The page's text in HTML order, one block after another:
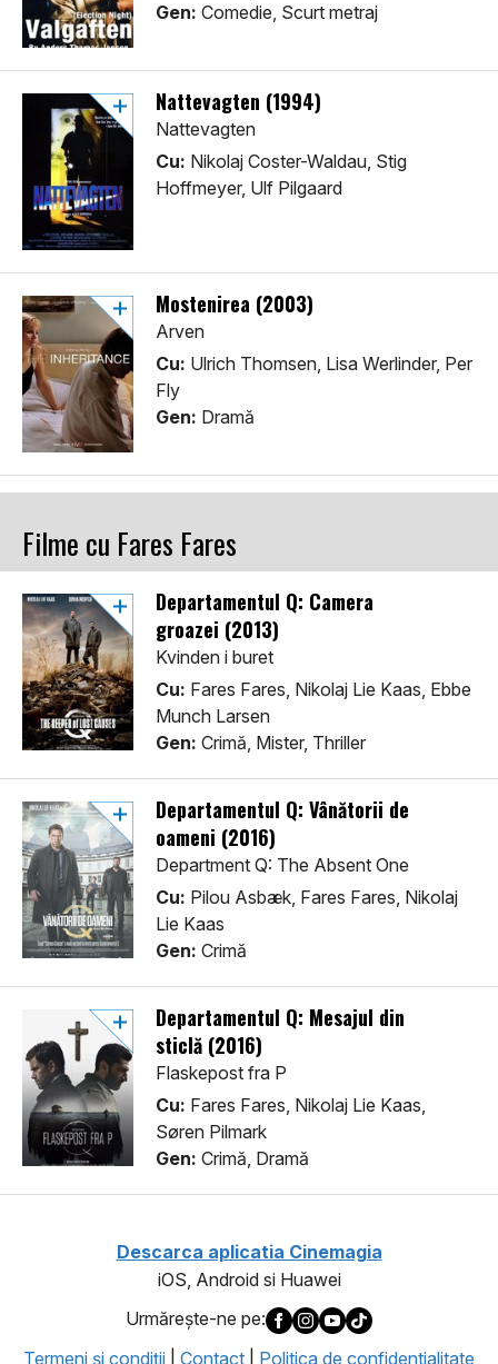
Gen: Comedie, Scurt metraj
Nattevagten (1994)
Nattevagten
Cu: Nikolaj Coster-Waldau, Stig
Hoffmeyer, Ulf Pilgaard
Mostenirea (2003)
Arven
Cu: Ulrich Thomsen, Lisa Werlinder, Per
Fly
Gen: Dramă
Filme cu Fares Fares
Departamentul Q: Camera
groazei (2013)
Kvinden i buret
Cu: Fares Fares, Nikolaj Lie Kaas, Ebbe
Munch Larsen
Gen: Crimă, Mister, Thriller
Departamentul Q: Vânătorii de
oameni (2016)
Department Q: The Absent One
Cu: Pilou Asbæk, Fares Fares, Nikolaj
Lie Kaas
Gen: Crimă
Departamentul Q: Mesajul din
sticlă (2016)
Flaskepost fra P
Cu: Fares Fares, Nikolaj Lie Kaas,
Søren Pilmark
Gen: Crimă, Dramă
Descarca aplicatia Cinemagia
iOS, Android si Huawei
Urmăreşte-ne pe:
Termeni şi condiţii
Contact Politica de confidentialitate